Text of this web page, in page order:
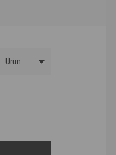
Ürün